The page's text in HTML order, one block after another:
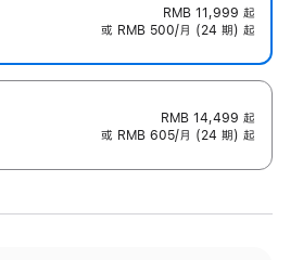
RMB 11,999 起
或 RMB 500/月 (24 期) 起
RMB 14,499 起
或 RMB 605/月 (24 期) 起